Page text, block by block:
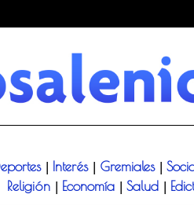
Interés Gremiales
Religión Economía Salud